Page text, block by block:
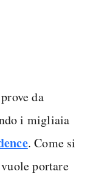
da
i migliaia
. Come si
portare